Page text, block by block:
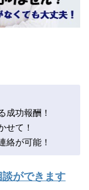
成功報酬！
せて！
絡が可能！
ができます